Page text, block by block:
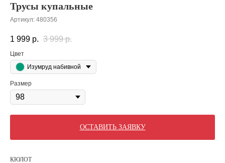
Трусы купальные
Артикул: 480356
1 999 р. 3 999 р.
Цвет
Изумруд набивной
Размер
ОСТАВИТЬ ЗАЯВКУ
КЮЛОТ